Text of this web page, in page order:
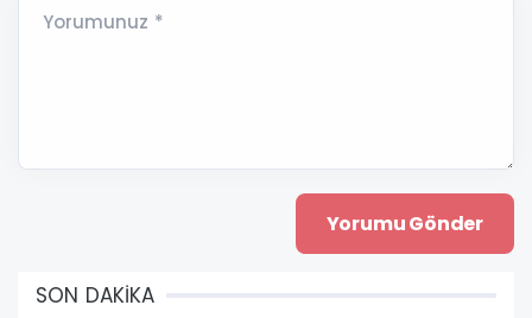
Yorumunuz *
SON DAKİKA